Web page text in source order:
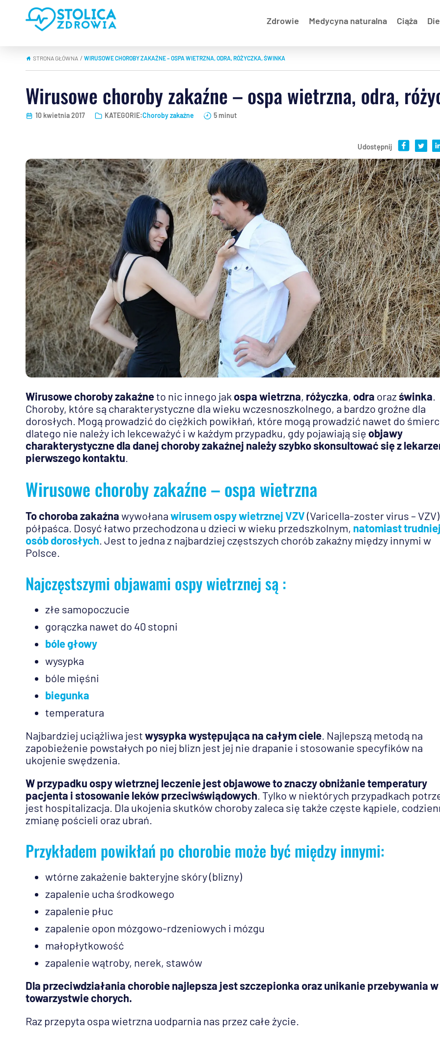
Zdrowie Medycyna naturalna Ciąża
STRONA GŁÓWNA | WIRUSOWE CHOROBY ZAKAŹNE – OSPA WIETRZNA, ODRA, RÓŻYCZKA, ŚWINKA
Wirusowe choroby zakaźne – ospa wietrzna, odra,
10 kwietnia 2017 KATEGORIE:Choroby zakaźne 5 minut
Udostępnij
Wirusowe choroby zakaźneto nic innego jakospa wietrzna, różyczka, odra orazświnka
Choroby, które są charakterystyczne dla wieku wczesnoszkolnego, a bardzo groźne dla
dorosłych. Mogą prowadzić do ciężkich powikłań, które mogą prowadzić nawet do
dlatego nie należy ich lekceważyć i w każdym przypadku, gdy pojawiają sięobjawy
charakterystyczne dla danej choroby zakaźnej należy szybko skonsultować się z
pierwszego kontaktu
Wirusowe choroby zakaźne – ospa wietrzna
To choroba zakaźnawywołanawirusem ospy wietrznej VZV(Varicella-zoster virus –
półpaśca. Dosyć łatwo przechodzona u dzieci w wieku przedszkolnym, natomiast
osób dorosłych . Jest to jedna z najbardziej częstszych chorób zakaźny między innymi w
Polsce.
Najczęstszymi objawami ospy wietrznej są :
złe samopoczucie
gorączka nawet do 40 stopni
bóle głowy
wysypka
bóle mięśni
biegunka
temperatura
Najbardziej uciążliwa jestwysypka występująca na całym ciele . Najlepszą metodą na
zapobieżenie powstałych po niej blizn jest jej nie drapanie i stosowanie specyfików na
ukojenie swędzenia.
W przypadku ospy wietrznej leczenie jest objawowe to znaczy obniżanie temperatury
pacjenta i stosowanie leków przeciwświądowych . Tylko w niektórych przypadkach
jest hospitalizacja. Dla ukojenia skutków choroby zaleca się także częste kąpiele,
zmianę pościeli oraz ubrań.
Przykładem powikłań po chorobie może być między innymi:
wtórne zakażenie bakteryjne skóry (blizny)
zapalenie ucha środkowego
zapalenie płuc
zapalenie opon mózgowo-rdzeniowych i mózgu
małopłytkowość
zapalenie wątroby, nerek, stawów
Dla przeciwdziałania chorobie najlepsza jest szczepionka oraz unikanie przebywania w
towarzystwie chorych.
Raz przepyta ospa wietrzna uodparnia nas przez całe życie.